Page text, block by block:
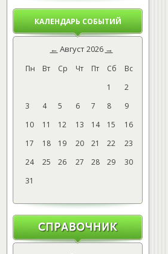
КАЛЕНДАРЬ СОБЫТИЙ
← Август 2026 →
Пн Вт Ср Чт Пт Сб
Вс
1
2
3
4 5 6 7 8
9
10
11 12 13 14 15
16
17
18 19 20 21 22
23
24
25 26 27 28 29
30
31